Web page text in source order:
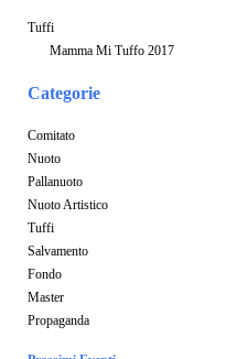
Tuffi
Mamma Mi Tuffo 2017
Categorie
Comitato
Nuoto
Pallanuoto
Nuoto Artistico
Tuffi
Salvamento
Fondo
Master
Propaganda